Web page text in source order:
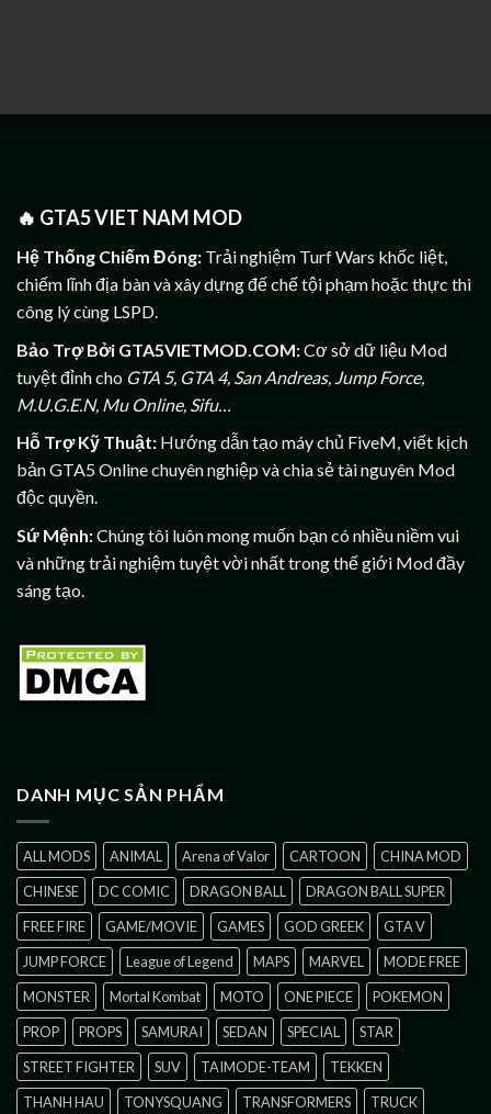
🔥 GTA5 VIET NAM MOD
Hệ Thống Chiếm Đóng: Trải nghiệm Turf Wars khốc liệt,
chiếm lĩnh địa bàn và xây dựng đế chế tội phạm hoặc thực thi
công lý cùng LSPD.
Bảo Trợ Bởi GTA5VIETMOD.COM:Cơ sở dữ liệu Mod
tuyệt đỉnh cho GTA 5, GTA 4, San Andreas, Jump Force,
M.U.G.E.N, Mu Online, Sifu…
Hỗ Trợ Kỹ Thuật: Hướng dẫn tạo máy chủ FiveM, viết kịch
bản GTA5 Online chuyên nghiệp và chia sẻ tài nguyên Mod
độc quyền.
Sứ Mệnh:Chúng tôi luôn mong muốn bạn có nhiều niềm vui
và những trải nghiệm tuyệt vời nhất trong thế giới Mod đầy
sáng tạo.
DANH MỤC SẢN PHẨM
ALL MODS ANIMAL Arena of Valor CARTOON
CHINA MOD
CHINESE
DC COMIC DRAGON BALL
DRAGON BALL SUPER
FREE FIRE
GAME/MOVIE GAMES GOD GREEK
GTA V
JUMP FORCE
League of Legend MAPS MARVEL
MODE FREE
MONSTER
Mortal Kombat MOTO ONE PIECE
POKEMON
PROP
PROPS SAMURAI SEDAN SPECIAL
STAR
STREET FIGHTER
SUV TAIMODE-TEAM
TEKKEN
THANH HAU
TONYSQUANG TRANSFORMERS TRUCK